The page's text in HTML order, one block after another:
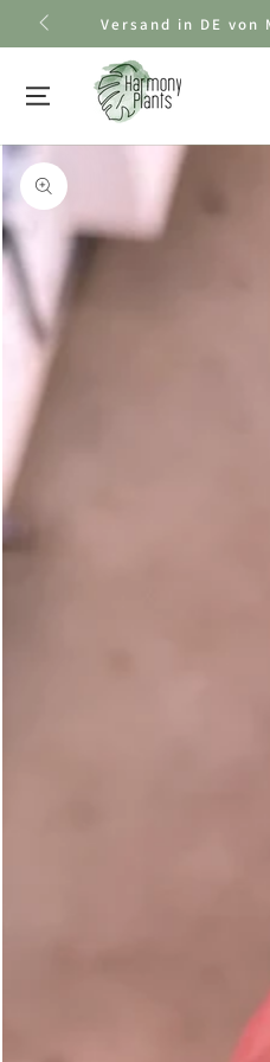
Zum Inhalt
springenVersand in DE
Zu den
Produktinformationen
springen